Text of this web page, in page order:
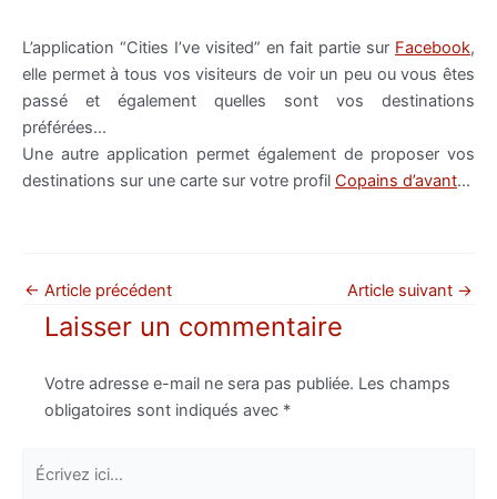
L’application “Cities I’ve visited” en fait partie sur Facebook,
elle permet à tous vos visiteurs de voir un peu ou vous êtes
passé et également quelles sont vos destinations
préférées…
Une autre application permet également de proposer vos
destinations sur une carte sur votre profil Copains d’avant…
← Article précédent Article suivant →
Laisser un commentaire
Votre adresse e-mail ne sera pas publiée. Les champs
obligatoires sont indiqués avec *
Écrivez
ici…